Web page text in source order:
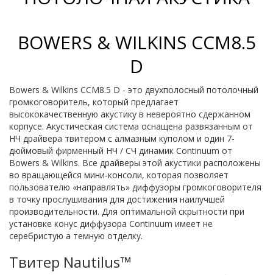
BOWERS & WILKINS CCM8.5
D
Bowers & Wilkins CCM8.5 D - это двухполосный потолочный
громкоговоритель, который предлагает
высококачественную акустику в невероятно сдержанном
корпусе. Акустическая система оснащена развязанным от
НЧ драйвера твитером с алмазным куполом и один 7-
дюймовый фирменный НЧ / СЧ динамик Continuum от
Bowers & Wilkins. Все драйверы этой акустики расположены
во вращающейся мини-консоли, которая позволяет
пользователю «направлять» диффузоры громкоговорителя
в точку прослушивания для достижения наилучшей
производительности. Для оптимальной скрытности при
установке конус диффузора Continuum имеет не
серебристую а темную отделку.
Твитер Nautilus™